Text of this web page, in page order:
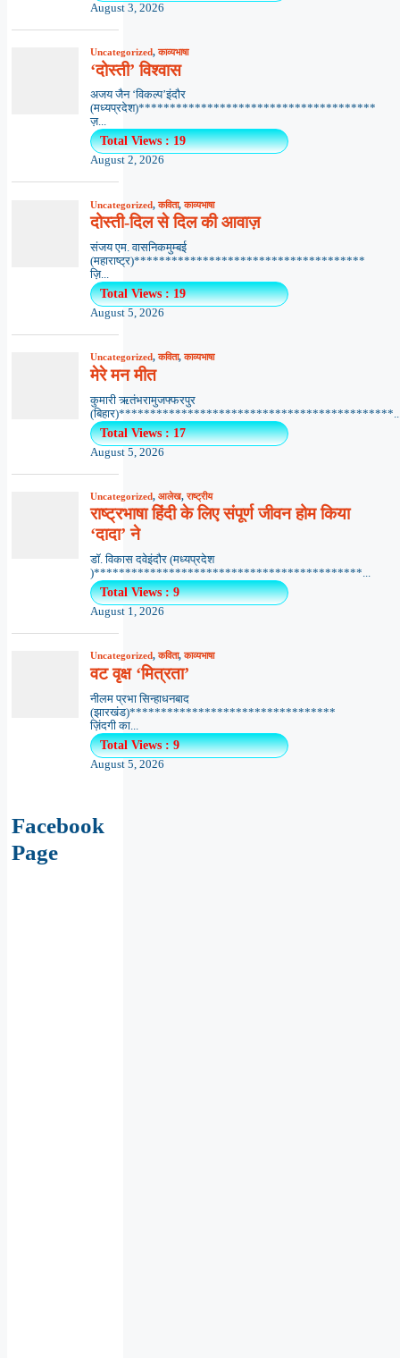
August 3, 2026
Uncategorized,काव्यभाषा
‘दोस्ती’ विश्वास
अजय जैन ‘विकल्प’इंदौर
(मध्यप्रदेश)**************************************
ज़...
Total Views : 19
August 2, 2026
Uncategorized,कविता,काव्यभाषा
दोस्ती-दिल से दिल की आवाज़
संजय एम. वासनिकमुम्बई
(महाराष्ट्र)*************************************
ज़ि...
Total Views : 19
August 5, 2026
Uncategorized,कविता,काव्यभाषा
मेरे मन मीत
कुमारी ऋतंभरामुजफ्फरपुर
Total Views : 17
August 5, 2026
Uncategorized, आलेख,राष्ट्रीय
राष्ट्रभाषा हिंदी के लिए संपूर्ण जीवन होम किया
‘दादा’ ने
डॉ. विकास दवेइंदौर (मध्यप्रदेश
)*******************************************...
Total Views : 9
August 1, 2026
Uncategorized,कविता,काव्यभाषा
वट वृक्ष ‘मित्रता’
नीलम प्रभा सिन्हाधनबाद
(झारखंड)*********************************
ज़िंदगी का...
Total Views : 9
August 5, 2026
Facebook
Page